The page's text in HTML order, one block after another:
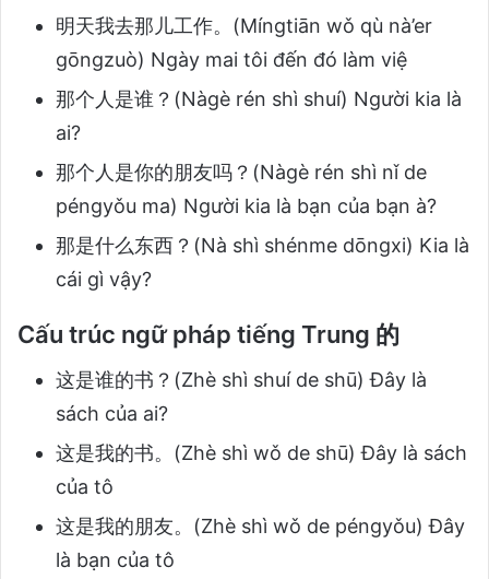
明天我去那儿工作。(Míngtiān wǒ qù nà’er
gōngzuò) Ngày mai tôi đến đó làm việ
那个人是谁？(Nàgè rén shì shuí) Người kia là
ai?
那个人是你的朋友吗？(Nàgè rén shì nǐ de
péngyǒu ma) Người kia là bạn của bạn à?
那是什么东西？(Nà shì shénme dōngxi) Kia là
cái gì vậy?
Cấu trúc ngữ pháp tiếng Trung 的
这是谁的书？(Zhè shì shuí de shū) Đây là
sách của ai?
这是我的书。(Zhè shì wǒ de shū) Đây là sách
của tô
这是我的朋友。(Zhè shì wǒ de péngyǒu) Đây
là bạn của tô